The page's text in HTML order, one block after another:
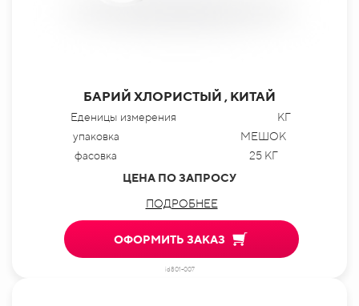
БАРИЙ ХЛОРИСТЫЙ , КИТАЙ
Еденицы измерения
КГ
упаковка
МЕШОК
фасовка
25 КГ
ЦЕНА ПО ЗАПРОСУ
ПОДРОБНЕЕ
ОФОРМИТЬ ЗАКАЗ
id801-007